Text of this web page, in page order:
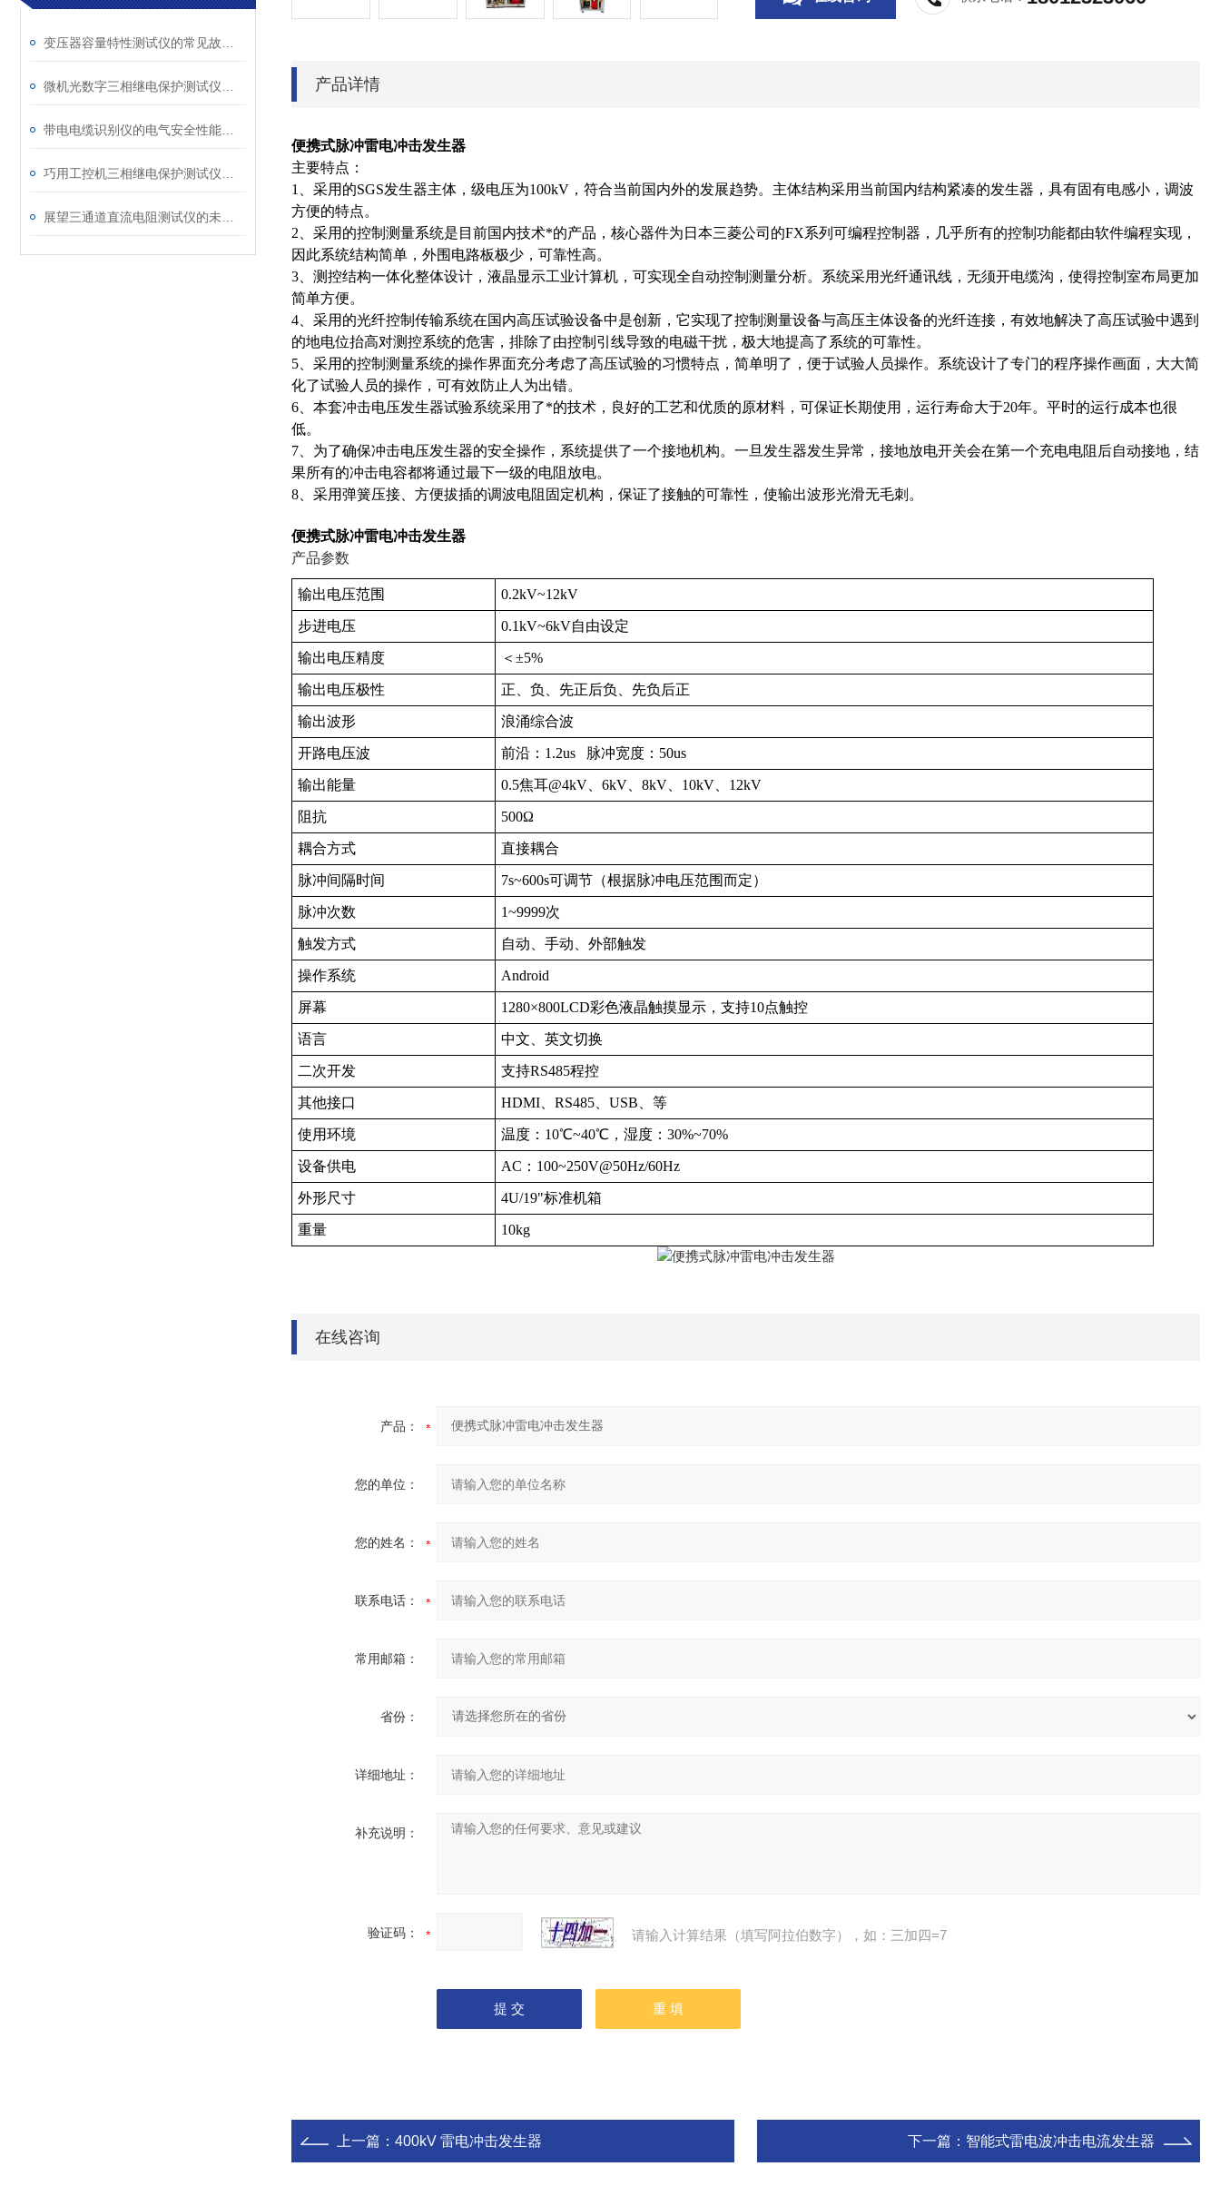
产品详情
便携式脉冲雷电冲击发生器
主要特点：
1、采用的SGS发生器主体，级电压为100kV，符合当前国内外的发展趋势。主体结构采用当前国内结构紧凑的发生器，具有固有电感小，调波
方便的特点。
2、采用的控制测量系统是目前国内技术*的产品，核心器件为日本三菱公司的FX系列可编程控制器，几乎所有的控制功能都由软件编程实现，
因此系统结构简单，外围电路板极少，可靠性高。
3、测控结构一体化整体设计，液晶显示工业计算机，可实现全自动控制测量分析。系统采用光纤通讯线，无须开电缆沟，使得控制室布局更加
简单方便。
4、采用的光纤控制传输系统在国内高压试验设备中是创新，它实现了控制测量设备与高压主体设备的光纤连接，有效地解决了高压试验中遇到
的地电位抬高对测控系统的危害，排除了由控制引线导致的电磁干扰，极大地提高了系统的可靠性。
5、采用的控制测量系统的操作界面充分考虑了高压试验的习惯特点，简单明了，便于试验人员操作。系统设计了专门的程序操作画面，大大简
化了试验人员的操作，可有效防止人为出错。
6、本套冲击电压发生器试验系统采用了*的技术，良好的工艺和优质的原材料，可保证长期使用，运行寿命大于20年。平时的运行成本也很
低。
7、为了确保冲击电压发生器的安全操作，系统提供了一个接地机构。一旦发生器发生异常，接地放电开关会在第一个充电电阻后自动接地，结
果所有的冲击电容都将通过最下一级的电阻放电。
8、采用弹簧压接、方便拔插的调波电阻固定机构，保证了接触的可靠性，使输出波形光滑无毛刺。
便携式脉冲雷电冲击发生器
产品参数
输出电压范围 0.2kV~12kV
步进电压 0.1kV~6kV自由设定
输出电压精度 ＜±5%
输出电压极性 正、负、先正后负、先负后正
输出波形 浪涌综合波
开路电压波 前沿：1.2us 脉冲宽度：50us
输出能量 0.5焦耳@4kV、6kV、8kV、10kV、12kV
阻抗 500Ω
耦合方式 直接耦合
脉冲间隔时间 7s~600s可调节（根据脉冲电压范围而定）
脉冲次数 1~9999次
触发方式 自动、手动、外部触发
操作系统 Android
屏幕 1280×800LCD彩色液晶触摸显示，支持10点触控
语言 中文、英文切换
二次开发 支持RS485程控
其他接口 HDMI、RS485、USB、等
使用环境 温度：10℃~40℃，湿度：30%~70%
设备供电 AC：100~250V@50Hz/60Hz
外形尺寸 4U/19"标准机箱
重量 10kg
在线咨询
产品：
您的单位：
您的姓名：
联系电话：
常用邮箱：
省份：
详细地址：
补充说明：
验证码： 请输入计算结果（填写阿拉伯数字），如：三加四=7
上一篇： 400kV 雷电冲击发生器 下一篇： 智能式雷电波冲击电流发生器